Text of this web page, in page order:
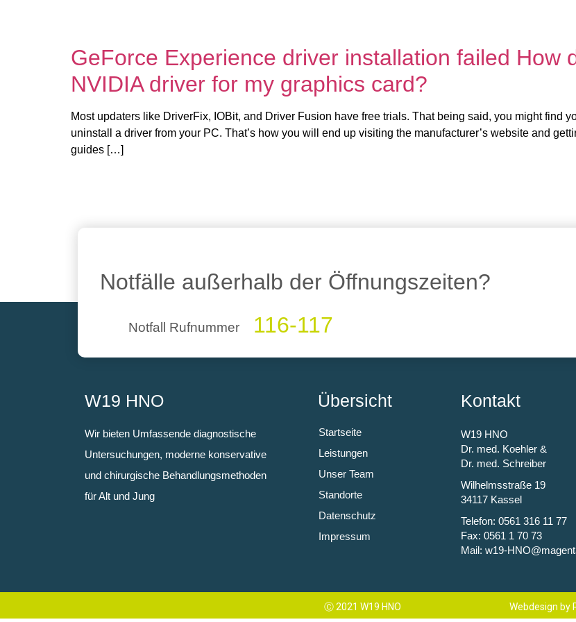
GeForce Experience driver installation failed How
NVIDIA driver for my graphics card?
Most updaters like DriverFix, IOBit, and Driver Fusion have free trials. That being said, you might find
uninstall a driver from your PC. That’s how you will end up visiting the manufacturer’s website and
guides […]
Notfälle außerhalb der Öffnungszeiten?
Notfall Rufnummer 116-117
W19 HNO
Wir bieten Umfassende diagnostische
Untersuchungen, moderne konservative
und chirurgische Behandlungsmethoden
für Alt und Jung
Übersicht
Startseite
Leistungen
Unser Team
Standorte
Datenschutz
Impressum
Kontakt
W19 HNO
Dr. med. Koehler &
Dr. med. Schreiber
Wilhelmsstraße 19
34117 Kassel
Telefon: 0561 316 11 77
Fax: 0561 1 70 73
Mail: w19-
Ⓒ 2021 W19 HNO Webdesign by